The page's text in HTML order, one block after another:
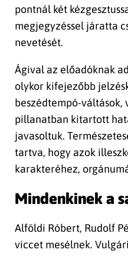
pontnál két
megjegyzéssel járatta
nevetését.
Ágival az előadóknak
olykor kifejezőbb
beszédtempó-váltások,
pillanatban kitartott
javasoltuk.
tartva, hogy azok
karakteréhez,
Mindenkinek a
Alföldi Róbert, Rudolf
viccet mesélnek.